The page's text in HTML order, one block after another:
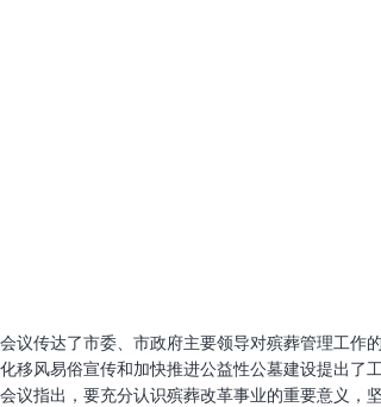
会议传达了市委、市政府主要领导对殡葬管理工作
化移风易俗宣传和加快推进公益性公墓建设提出了
会议指出，要充分认识殡葬改革事业的重要意义，